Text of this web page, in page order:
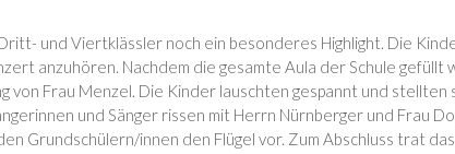
und Viertklässler noch ein besonderes Highlight. Die
anzuhören. Nachdem die gesamte Aula der Schule
von Frau Menzel. Die Kinder lauschten gespannt und
und Sänger rissen mit Herrn Nürnberger und Frau
Grundschülern/innen den Flügel vor. Zum Abschluss trat